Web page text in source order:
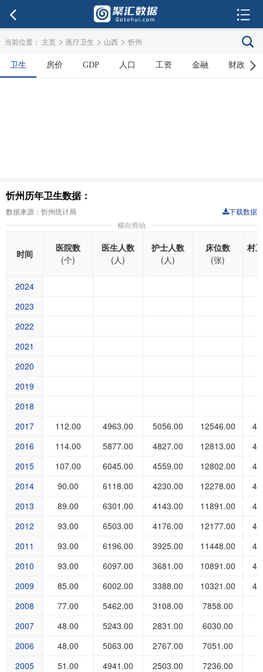
当前位置： 主页 > 医疗卫生 > 山西 > 忻州
卫生 房价 GDP 人口 工资 金融 财政
忻州历年卫生数据：
数据来源：忻州统计局
下载数据
横向滑动
时间
医院数
(个)
医生人数
(人)
护士人数
(人)
床位数
(张)
村
2024
2023
2022
2021
2020
2019
2018
2017
112.00 4963.00 5056.00 12546.00
2016
114.00 5877.00 4827.00 12813.00
2015
107.00 6045.00 4559.00 12802.00
2014
90.00 6118.00 4230.00 12278.00
2013
89.00 6301.00 4143.00 11891.00
2012
93.00 6503.00 4176.00 12177.00
2011
93.00 6196.00 3925.00 11448.00
2010
93.00 6097.00 3681.00 10891.00
2009
85.00 6002.00 3388.00 10321.00
2008
77.00 5462.00 3108.00
7858.00
2007
48.00 5243.00 2831.00
6030.00
2006
48.00 5063.00 2767.00
7051.00
2005
51.00 4941.00 2503.00
7236.00